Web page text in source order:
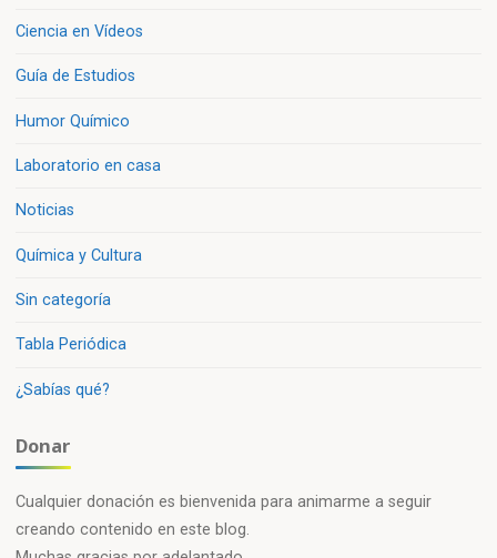
Ciencia en Vídeos
Guía de Estudios
Humor Químico
Laboratorio en casa
Noticias
Química y Cultura
Sin categoría
Tabla Periódica
¿Sabías qué?
Donar
Cualquier donación es bienvenida para animarme a seguir
creando contenido en este blog.